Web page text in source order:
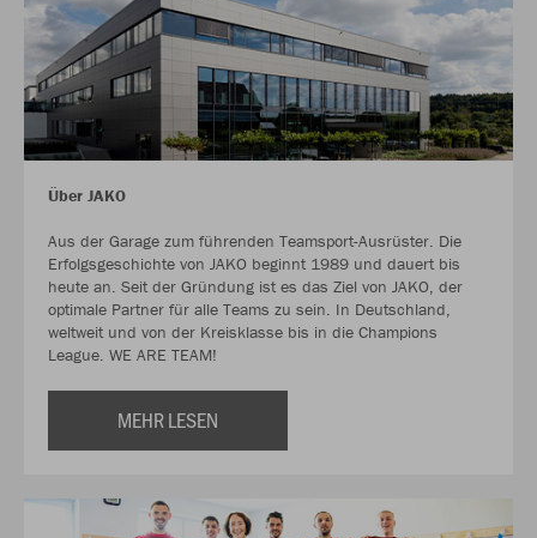
Über JAKO
Aus der Garage zum führenden Teamsport-Ausrüster. Die
Erfolgsgeschichte von JAKO beginnt 1989 und dauert bis
heute an. Seit der Gründung ist es das Ziel von JAKO, der
optimale Partner für alle Teams zu sein. In Deutschland,
weltweit und von der Kreisklasse bis in die Champions
League. WE ARE TEAM!
MEHR LESEN